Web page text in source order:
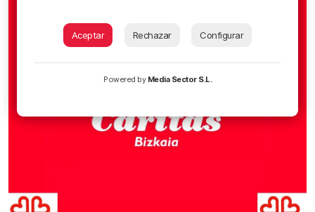
Aceptar Rechazar Configurar
Powered by Media Sector S.L.